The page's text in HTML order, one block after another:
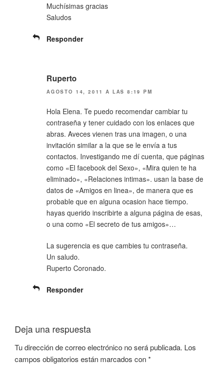
Muchísimas gracias
Saludos
Responder
Ruperto
AGOSTO 14, 2011 A LAS 8:19 PM
Hola Elena. Te puedo recomendar cambiar tu
contraseña y tener cuidado con los enlaces que
abras. Aveces vienen tras una imagen, o una
invitación similar a la que se le envía a tus
contactos. Investigando me dí cuenta, que páginas
como «El facebook del Sexo», «Mira quien te ha
eliminado», «Relaciones intimas». usan la base de
datos de «Amigos en linea», de manera que es
probable que en alguna ocasion hace tiempo.
hayas querido inscribirte a alguna página de esas,
o una como «El secreto de tus amigos»…
La sugerencia es que cambies tu contraseña.
Un saludo.
Ruperto Coronado.
Responder
Deja una respuesta
Tu dirección de correo electrónico no será publicada. Los
campos obligatorios están marcados con*